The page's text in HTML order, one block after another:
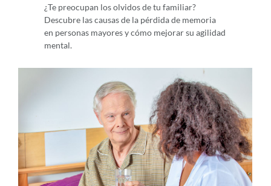
¿Te preocupan los olvidos de tu familiar?
Descubre las causas de la pérdida de memoria
en personas mayores y cómo mejorar su agilidad
mental.